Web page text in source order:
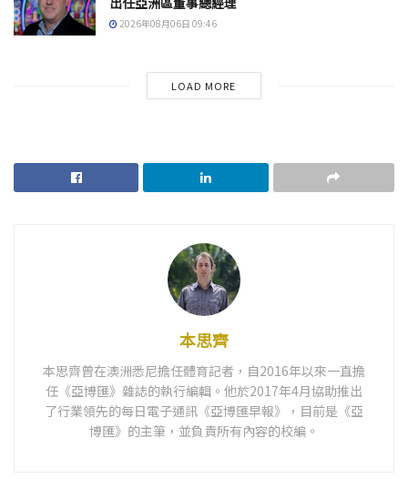
2026年08月06日 09:46
LOAD MORE
本思齊
本思齊曾在澳洲悉尼擔任體育記者，自2016年以來一直擔
任《亞博匯》雜誌的執行編輯。他於2017年4月協助推出
了行業領先的每日電子通訊《亞博匯早報》，目前是《亞
博匯》的主筆，並負責所有內容的校編。